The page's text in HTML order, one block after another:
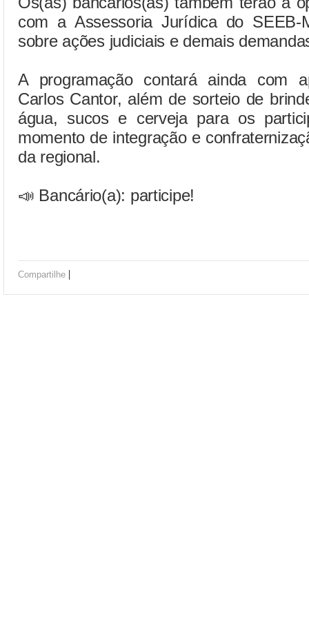
com a Assessoria Jurídica do SEEB-
sobre ações judiciais e demais
A programação contará ainda com
Carlos Cantor, além de sorteio de
água, sucos e cerveja para os
momento de integração e
da regional.
📣 Bancário(a): participe!
Compartilhe |